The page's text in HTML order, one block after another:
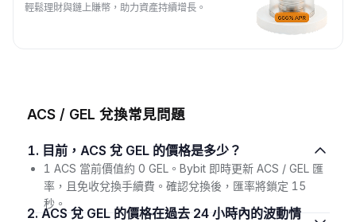
輕鬆理財與鏈上賺幣，助力資產持續增長。
ACS / GEL 兌換常見問題
1. 目前，ACS 兌 GEL 的價格是多少？
1 ACS 當前價值約 0 GEL。Bybit 即時更新 ACS / GEL 匯
率，且免收兌換手續費。確認兌換後，匯率將鎖定 15
秒。
2. ACS 兌 GEL 的價格在過去 24 小時內的波動情